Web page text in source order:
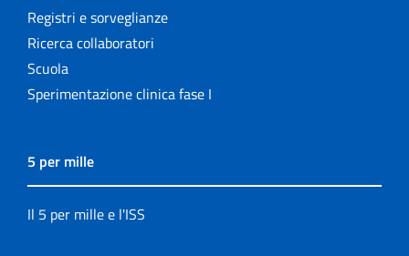
Registri e sorveglianze
Ricerca collaboratori
Scuola
Sperimentazione clinica fase I
5 per mille
Il 5 per mille e l'ISS